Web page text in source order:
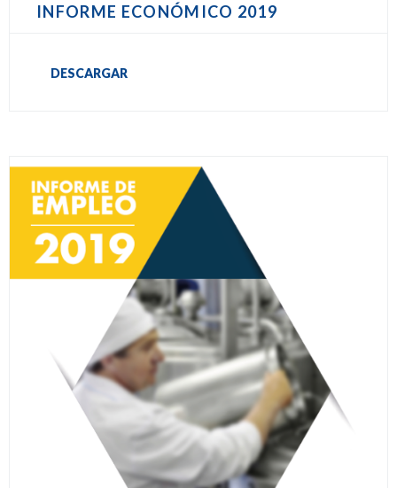
INFORME ECONÓMICO 2019
DESCARGAR